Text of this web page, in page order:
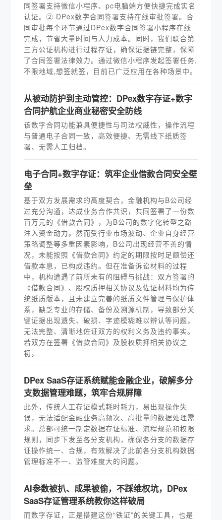
同签署支持微信小程序、pc电脑端方便快捷完成实名
认证。② DPex数字合同签署支持在线审批签署。合
同审批每个环节通过DPex数字合同签署小程序在线
完成，节省大量时间与人力成本。同时，我们联合第
三方公证机构进行过程存证，确保证据链完整，保障
了合同签署法律效力。通过微信小程序发起签署任务,
不限地域,想签就签，目前已广泛应用在各种场景中。
从被动防护到主动管控：DPex数字存证+数字
合同护航企业商业秘密安全防线
该数字合同功能兼具便捷性与司法权威性，操作流程
与普通电子合同一致，高效便捷、无需线下纸质签
署、无需人工归档。
电子合同+数字存证：筑牢企业借款合同安全壁
垒
基于双方发展需求的高度契合，金融机构与B公司经
过充分沟通，达成业务合作共识，共同签署了一份数
百万元的《借款合同》，为B公司的数字化转型之路
注入资金动力。然而受行业市场波动、企业自身经营
策略调整等多重因素影响，B公司出现经营不善的情
况，未能按照《借款合同》约定的期限按时足额偿还
借款本息，已构成违约。但在准备诉讼材料的过程
中，机构遭遇了前所未有的阻碍与挑战：双方签署的
《借款合同》、股权质押相关协议及佐证材料均为传
统纸质版本，且未建立完善的纸质文件管理与保护体
系，缺乏专业的存储、备份及溯源机制，导致部分关
键证据出现遗失、破损、字迹模糊难以辨认等问题，
无法完整、清晰地佐证双方的权利义务及违约事实。
若双方在签署《借款合同》及股权质押相关协议之
初，
DPex SaaS存证系统赋能金融企业，破解多分
支数据管理难题，筑牢合规屏障
此外，传统人工存证模式耗时耗力，易出现操作失
误，无法适配金融业务高频次、高批量的数据处理需
求。总部可统一制定数据存证标准、流程规范和权限
规则，同步下发至各分支机构，确保各分支的数据存
证操作统一、合规，有效解决了此前各分支机构数据
管理标准不一、监管难度大的问题。
AI参数被扒、成果被偷，不踩维权坑，DPex
SaaS存证管理系统教你这样破局
而数字存证，正是搭建这份“铁证”的关键工具，也是